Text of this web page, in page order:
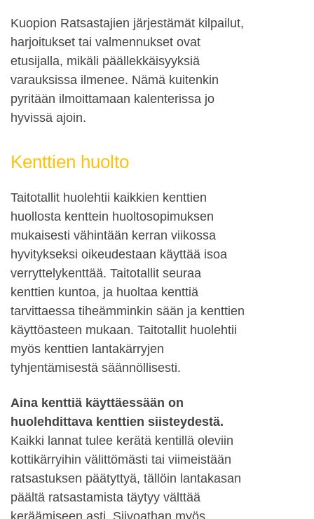
Kuopion Ratsastajien järjestämät kilpailut,
harjoitukset tai valmennukset ovat
etusijalla, mikäli päällekkäisyyksiä
varauksissa ilmenee. Nämä kuitenkin
pyritään ilmoittamaan kalenterissa jo
hyvissä ajoin.
Kenttien huolto
Taitotallit huolehtii kaikkien kenttien
huollosta kenttein huoltosopimuksen
mukaisesti vähintään kerran viikossa
hyvitykseksi oikeudestaan käyttää isoa
verryttelykenttää. Taitotallit seuraa
kenttien kuntoa, ja huoltaa kenttiä
tarvittaessa tiheämminkin sään ja kenttien
käyttöasteen mukaan. Taitotallit huolehtii
myös kenttien lantakärryjen
tyhjentämisestä säännöllisesti.
Aina kenttiä käyttäessään on
huolehdittava kenttien siisteydestä.
Kaikki lannat tulee kerätä kentillä oleviin
kottikärryihin välittömästi tai viimeistään
ratsastuksen päätyttyä, tällöin lantakasan
päältä ratsastamista täytyy välttää
keräämiseen asti. Siivoathan myös